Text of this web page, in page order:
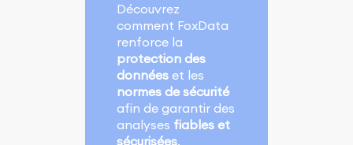
Découvrez
comment FoxData
renforce la
protection des
données et les
normes de sécurité
afin de garantir des
analyses fiables et
sécurisées.